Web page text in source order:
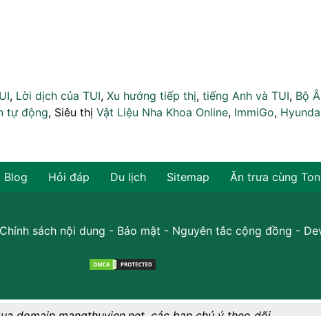
, Lời dịch của TUI, Xu hướng tiếp thị, tiếng Anh và TUI, Bộ
tự động, Siêu thị Vật Liệu Nha Khoa Online, ImmiGo,
Blog Hỏi đáp Du lịch Sitemap Ăn trưa cùng
Chính sách nội dung - Bảo mật - Nguyên tắc cộng đồng -